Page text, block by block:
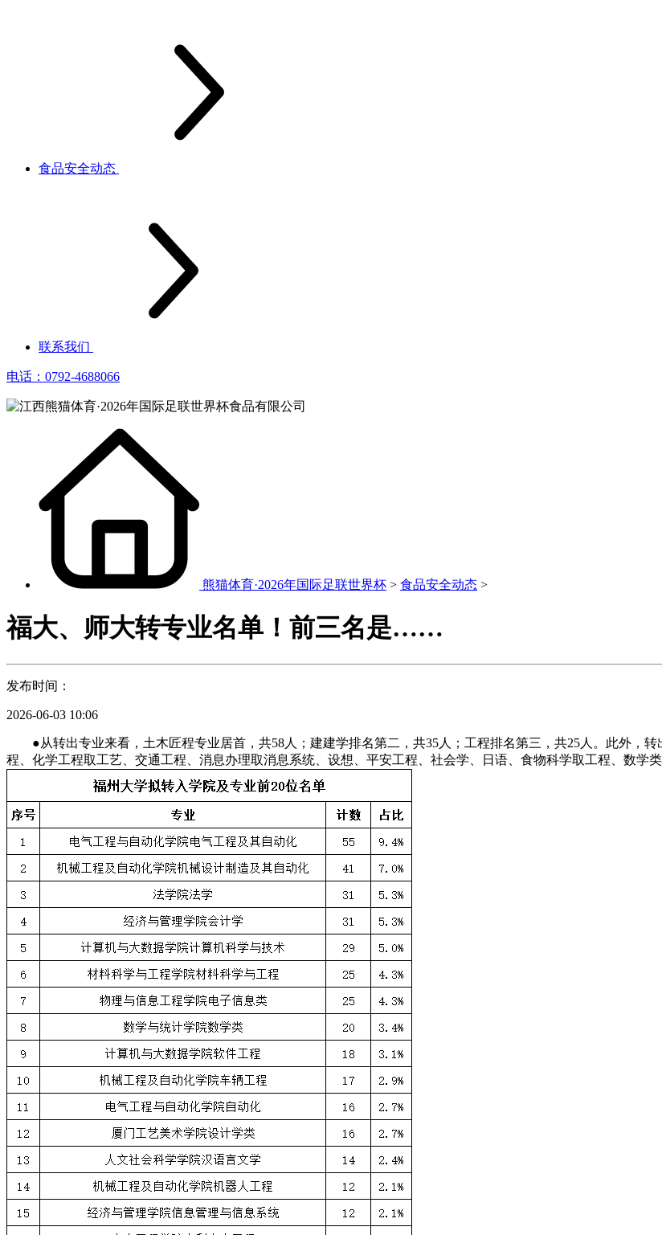
食品安全动态
联系我们
电话：0792-4688066
熊猫体育·2026年国际足联世界杯 > 食品安全动态 >
福大、师大转专业名单！前三名是……
发布时间：
2026-06-03 10:06
●从转出专业来看，土木匠程专业居首，共58人；建建学排名第二，共35人；工程排名第三，共25人。此外，
程、化学工程取工艺、交通工程、消息办理取消息系统、设想、平安工程、社会学、日语、食物科学取工程、数学类